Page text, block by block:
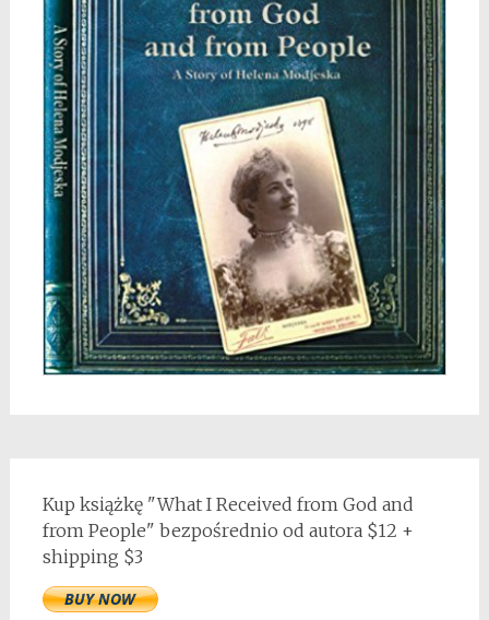
Kup książkę "What I Received from God and
from People" bezpośrednio od autora $12 +
shipping $3